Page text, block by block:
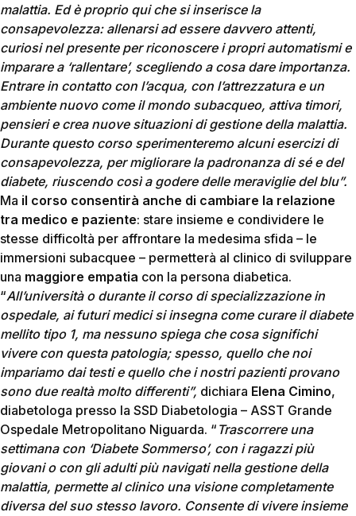
malattia. Ed è proprio qui che si inserisce la
consapevolezza: allenarsi ad essere davvero attenti,
curiosi nel presente per riconoscere i propri automatismi e
imparare a ‘rallentare’, scegliendo a cosa dare importanza.
Entrare in contatto con l’acqua, con l’attrezzatura e un
ambiente nuovo come il mondo subacqueo, attiva timori,
pensieri e crea nuove situazioni di gestione della malattia.
Durante questo corso sperimenteremo alcuni esercizi di
consapevolezza, per migliorare la padronanza di sé e del
diabete, riuscendo così a godere delle meraviglie del blu”.
Ma il corso consentirà anche di cambiare la relazione
tra medico e paziente: stare insieme e condividere le
stesse difficoltà per affrontare la medesima sfida – le
immersioni subacquee – permetterà al clinico di sviluppare
una maggiore empatia con la persona diabetica.
“All’università o durante il corso di specializzazione in
ospedale, ai futuri medici si insegna come curare il diabete
mellito tipo 1, ma nessuno spiega che cosa significhi
vivere con questa patologia; spesso, quello che noi
impariamo dai testi e quello che i nostri pazienti provano
sono due realtà molto differenti”, dichiara Elena Cimino,
diabetologa presso la SSD Diabetologia – ASST Grande
Ospedale Metropolitano Niguarda. “ Trascorrere una
settimana con ‘Diabete Sommerso’, con i ragazzi più
giovani o con gli adulti più navigati nella gestione della
malattia, permette al clinico una visione completamente
diversa del suo stesso lavoro. Consente di vivere insieme